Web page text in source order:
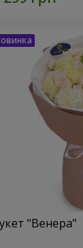
"Венера"